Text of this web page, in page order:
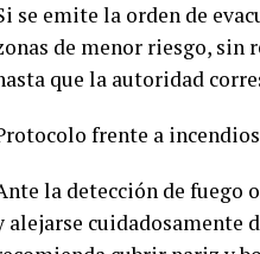
se emite la orden de
de menor riesgo, sin
que la autoridad
frente a
la detección de fuego
alejarse cuidadosamente